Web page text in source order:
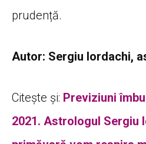
prudență.
Autor: Sergiu Iordachi,
Citește și: Previziuni
2021. Astrologul Sergiu